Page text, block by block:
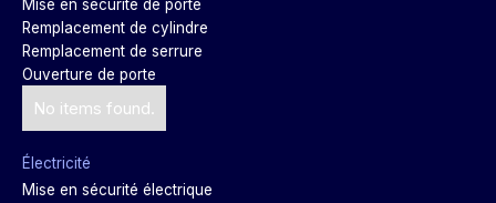
Mise en sécurité de porte
Remplacement de cylindre
Remplacement de serrure
Ouverture de porte
No items found.
Électricité
Mise en sécurité électrique